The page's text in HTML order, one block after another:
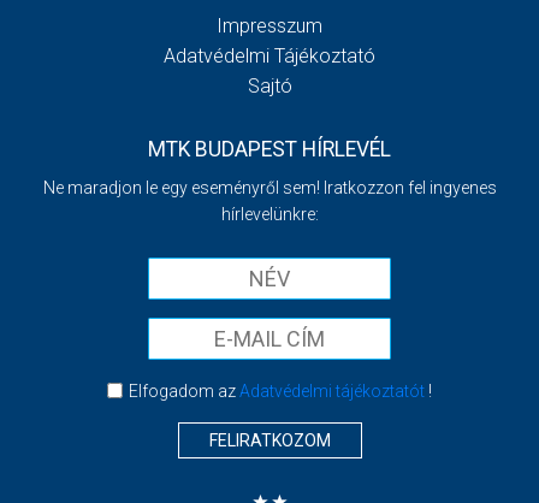
Impresszum
Adatvédelmi Tájékoztató
Sajtó
MTK BUDAPEST HÍRLEVÉL
Ne maradjon le egy eseményről sem! Iratkozzon fel ingyenes
hírlevelünkre:
Elfogadom azAdatvédelmi tájékoztatót!
FELIRATKOZOM